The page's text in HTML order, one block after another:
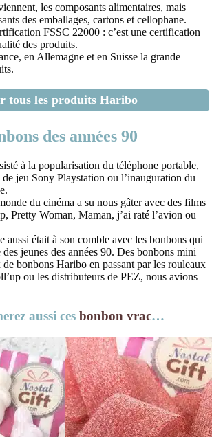
les composants alimentaires, mais
des emballages, cartons et cellophane.
FSSC 22000 : c’est une certification
des produits.
en Allemagne et en Suisse la grande
tous les produits Haribo
des années 90
à la popularisation du téléphone portable,
de jeu Sony Playstation ou l’inauguration du
du cinéma a su nous gâter avec des films
Pretty Woman, Maman, j’ai raté l’avion ou
aussi était à son comble avec les bonbons qui
jeunes des années 90. Des bonbons mini
bonbons Haribo en passant par les rouleaux
ou les distributeurs de PEZ, nous avions
aussi ces bonbon vrac…